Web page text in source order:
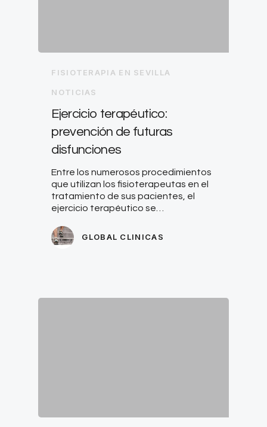
FISIOTERAPIA EN SEVILLA
NOTICIAS
Ejercicio terapéutico:
prevención de futuras
disfunciones
Entre los numerosos procedimientos
que utilizan los fisioterapeutas en el
tratamiento de sus pacientes, el
ejercicio terapéutico se…
GLOBAL CLINICAS